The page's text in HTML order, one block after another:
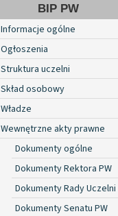
BIP PW
Informacje ogólne
Ogłoszenia
Struktura uczelni
Skład osobowy
Władze
Wewnętrzne akty prawne
Dokumenty ogólne
Dokumenty Rektora PW
Dokumenty Rady Uczelni
Dokumenty Senatu PW